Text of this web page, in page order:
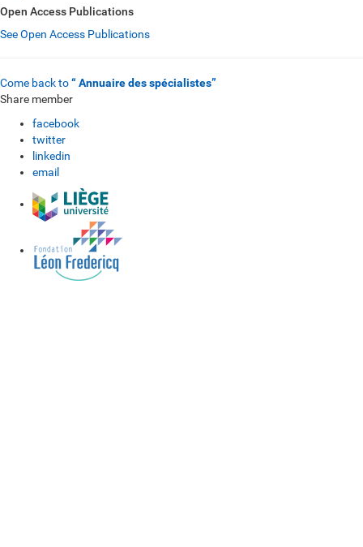
Open Access Publications
See Open Access Publications
Come back to“ Annuaire des spécialistes”
Share member
facebook
twitter
linkedin
email